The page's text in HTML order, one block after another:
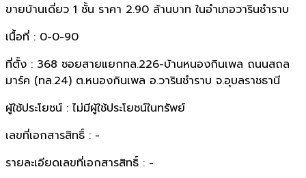
ขายบ้านเดี่ยว 1 ชั้น ราคา 2.90 ล้านบาท ในอำเภอวารินชำราบ
เนื้อที่ : 0-0-90
ที่ตั้ง : 368 ซอยสายแยกทล.226-บ้านหนองกินเพล ถนนสถล
มาร์ค (ทล.24) ต.หนองกินเพล อ.วารินชำราบ จ.อุบลราชธานี
ผู้ใช้ประโยชน์ : ไม่มีผู้ใช้ประโยชน์ในทรัพย์
เลขที่เอกสารสิทธิ์ : -
รายละเอียดเลขที่เอกสารสิทธิ์ : -